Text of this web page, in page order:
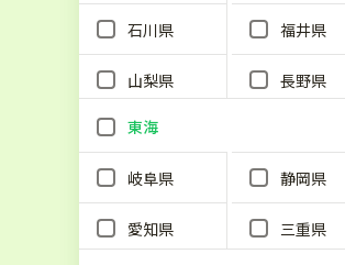
石川県 福井県
山梨県 長野県
東海
岐阜県 静岡県
愛知県 三重県